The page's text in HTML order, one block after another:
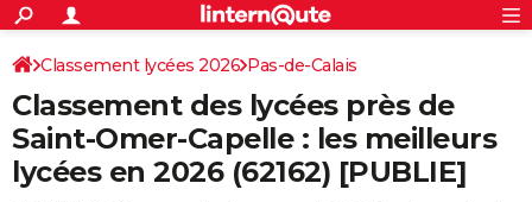
ACTUALITÉS
Politique
Société
Faits Divers
Education
Monde
Villes
+
SPORT
Coupe du monde 2026
Football
Tennis
Cyclisme
Rugby
Forum
CULTURE
Programme TV
TNT
Streaming
Cinéma
Sorties cinéma
Musique
+FINANCE
S'inscrire
Connexion
Classement lycées 2026 Pas-de-Calais
Classement des lycées près de
Saint-Omer-Capelle : les meilleurs
lycées en 2026 (62162) [PUBLIE]